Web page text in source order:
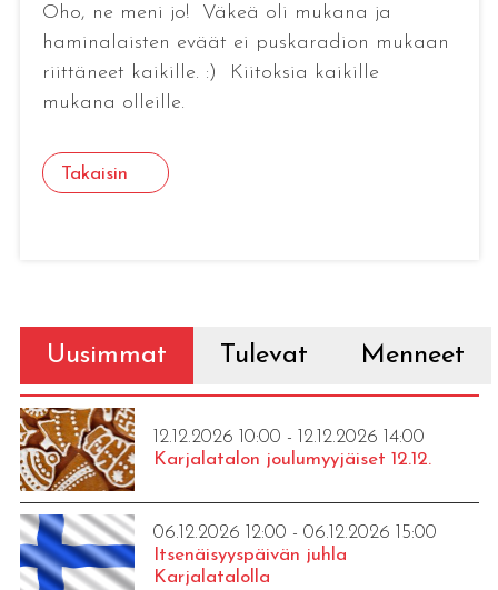
Oho, ne meni jo! Väkeä oli mukana ja
haminalaisten eväät ei puskaradion mukaan
riittäneet kaikille. :) Kiitoksia kaikille
mukana olleille.
Takaisin
Uusimmat Tulevat Menneet
12.12.2026 10:00 - 12.12.2026 14:00
Karjalatalon joulumyyjäiset 12.12.
06.12.2026 12:00 - 06.12.2026 15:00
Itsenäisyyspäivän juhla
Karjalatalolla